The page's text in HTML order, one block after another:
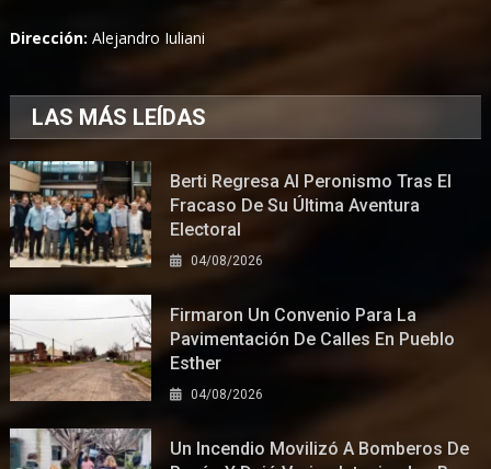
Dirección:Alejandro Iuliani
LAS MÁS LEÍDAS
Berti Regresa Al Peronismo Tras El
Fracaso De Su Última Aventura
Electoral
04/08/2026
Firmaron Un Convenio Para La
Pavimentación De Calles En Pueblo
Esther
04/08/2026
Un Incendio Movilizó A Bomberos De